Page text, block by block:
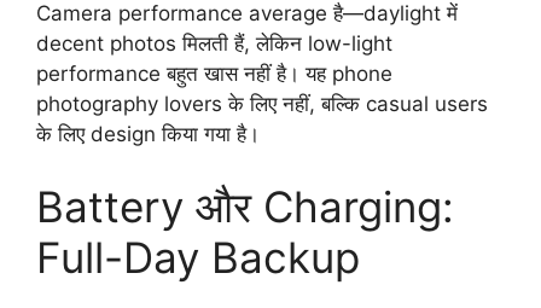
Camera performance average है—daylight में
decent photos मिलती हैं, लेकिन low-light
performance बहुत खास नहीं है। यह phone
photography lovers के लिए नहीं, बल्कि casual users
के लिए design किया गया है।
Battery और Charging:
Full-Day Backup